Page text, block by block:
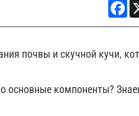
почвы и скучной кучи,
основные компоненты?